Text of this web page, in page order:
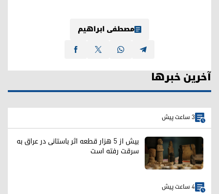
مصطفی ابراهیم
آخرین خبرها
3 ساعت پیش
بیش از ۵ هزار قطعه اثر باستانی در عراق به
سرقت رفته است
4 ساعت پیش